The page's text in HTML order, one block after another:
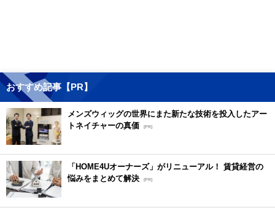
おすすめ記事【PR】
メンズウィッグの世界にまた新たな技術を投入したアー
トネイチャーの真価
[PR]
「HOME4Uオーナーズ」がリニューアル！ 賃貸経営の
悩みをまとめて解決 [PR]